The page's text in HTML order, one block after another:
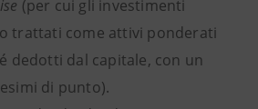
(per cui gli investimenti
trattati come attivi ponderati
dedotti dal capitale, con un
di punto).